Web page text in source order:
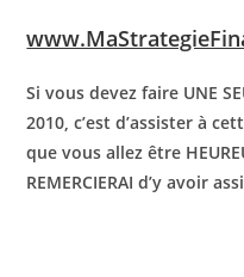
Si vous devez faire UNE
2010, c’est d’assister à
que vous allez être
REMERCIERAI d’y avoir